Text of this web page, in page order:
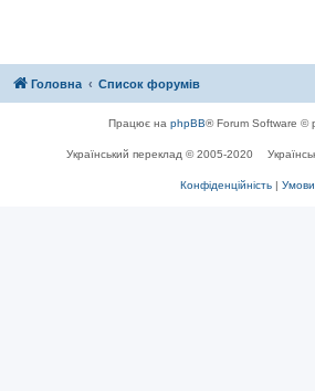
Головна Список форумів
Працює на phpBB® Forum Software ©
Український переклад © 2005-2020
Конфіденційність | Умови